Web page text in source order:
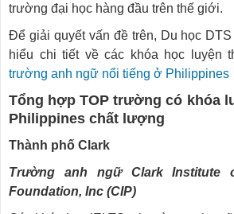
trường đại học hàng đầu trên thế giới.
Để giải quyết vấn đề trên, Du học
hiểu chi tiết về các khóa học luyện
trường anh ngữ nổi tiếng ở Philippines
Tổng hợp TOP trường có khóa
Philippines chất lượng
Thành phố Clark
Trường anh ngữ Clark Institute
Foundation, Inc (CIP)